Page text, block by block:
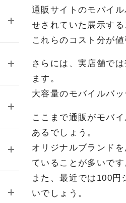
通販サイトのモバイ
せされていた展示す
これらのコスト分が
さらには、実店舗で
ます。
大容量のモバイルバ
ここまで通販がモバ
あるでしょう。
オリジナルブランド
ていることが多いです
また、最近では100
いでしょう。